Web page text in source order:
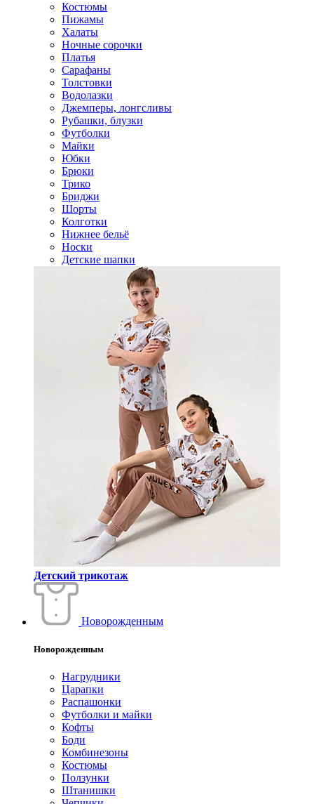
Костюмы
Пижамы
Халаты
Ночные сорочки
Платья
Сарафаны
Толстовки
Водолазки
Джемперы, лонгсливы
Рубашки, блузки
Футболки
Майки
Юбки
Брюки
Трико
Бриджи
Шорты
Колготки
Нижнее бельё
Носки
Детские шапки
Детский трикотаж
Новорожденным
Новорожденным
Нагрудники
Царапки
Распашонки
Футболки и майки
Кофты
Боди
Комбинезоны
Костюмы
Ползунки
Штанишки